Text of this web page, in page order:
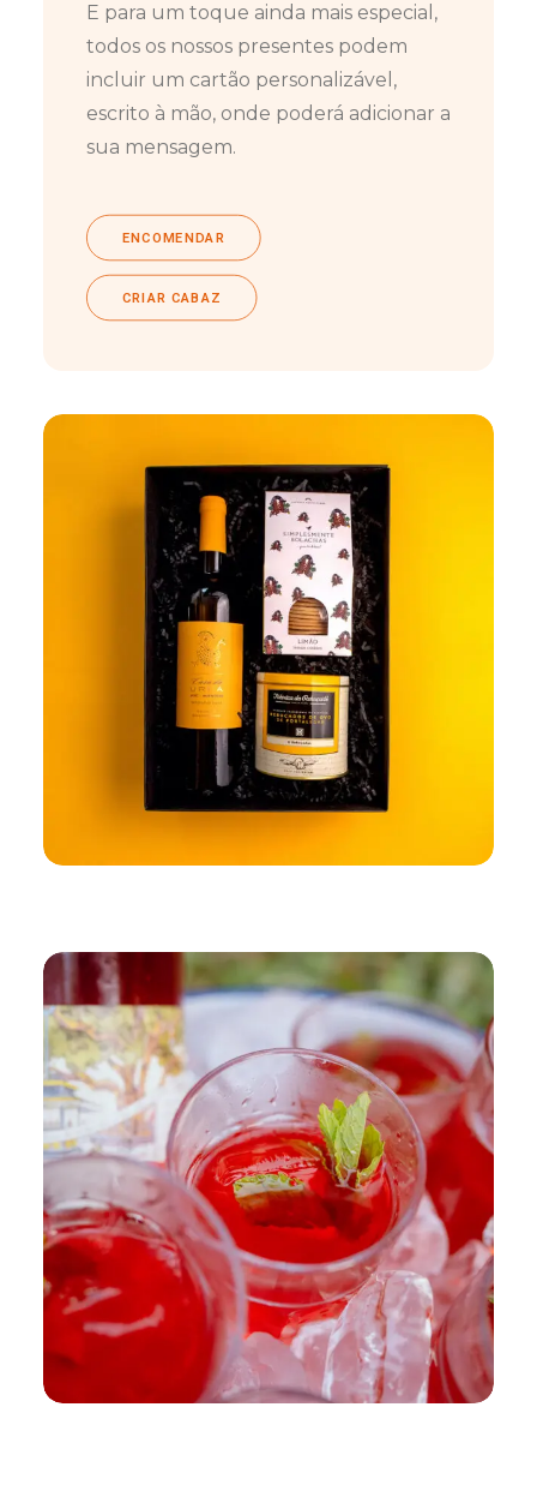
E para um toque ainda mais especial,
todos os nossos presentes podem
incluir um cartão personalizável,
escrito à mão, onde poderá adicionar a
sua mensagem.
ENCOMENDAR
CRIAR CABAZ